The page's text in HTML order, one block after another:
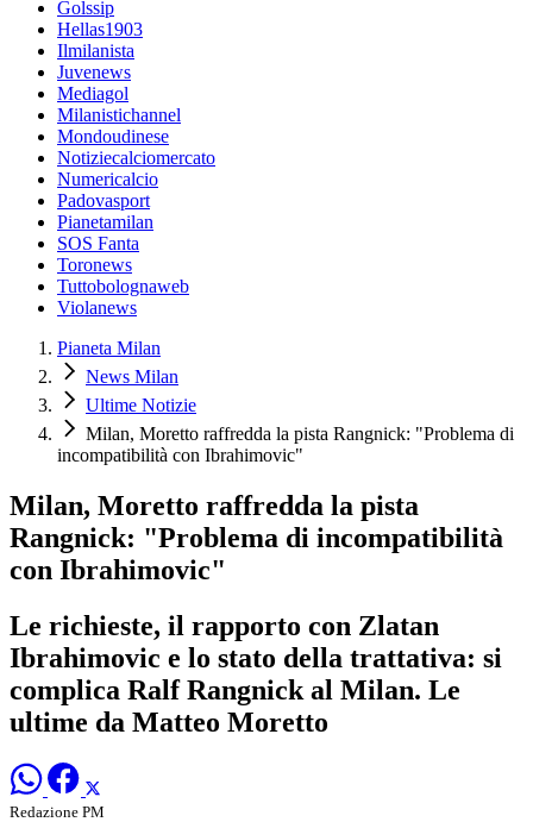
Golssip
Hellas1903
Ilmilanista
Juvenews
Mediagol
Milanistichannel
Mondoudinese
Notiziecalciomercato
Numericalcio
Padovasport
Pianetamilan
SOS Fanta
Toronews
Tuttobolognaweb
Violanews
Pianeta Milan
News Milan
Ultime Notizie
Milan, Moretto raffredda la pista Rangnick: "Problema di
incompatibilità con Ibrahimovic"
Milan, Moretto raffredda la pista
Rangnick: "Problema di incompatibilità
con Ibrahimovic"
Le richieste, il rapporto con Zlatan
Ibrahimovic e lo stato della trattativa: si
complica Ralf Rangnick al Milan. Le
ultime da Matteo Moretto
Redazione PM